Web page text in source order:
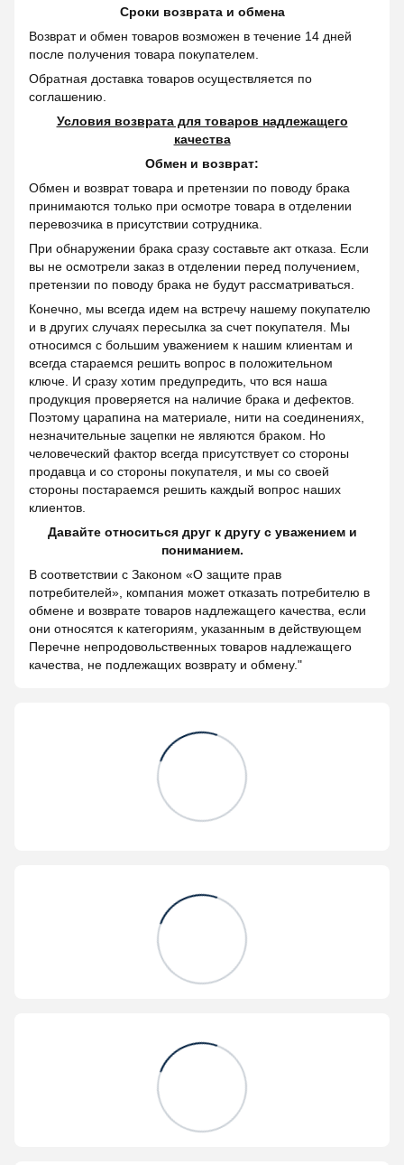
Сроки возврата и обмена
Возврат и обмен товаров возможен в течение 14 дней
после получения товара покупателем.
Обратная доставка товаров осуществляется по
соглашению.
Условия возврата для товаров надлежащего
качества
Обмен и возврат:
Обмен и возврат товара и претензии по поводу брака
принимаются только при осмотре товара в отделении
перевозчика в присутствии сотрудника.
При обнаружении брака сразу составьте акт отказа. Если
вы не осмотрели заказ в отделении перед получением,
претензии по поводу брака не будут рассматриваться.
Конечно, мы всегда идем на встречу нашему покупателю
и в других случаях пересылка за счет покупателя. Мы
относимся с большим уважением к нашим клиентам и
всегда стараемся решить вопрос в положительном
ключе. И сразу хотим предупредить, что вся наша
продукция проверяется на наличие брака и дефектов.
Поэтому царапина на материале, нити на соединениях,
незначительные зацепки не являются браком. Но
человеческий фактор всегда присутствует со стороны
продавца и со стороны покупателя, и мы со своей
стороны постараемся решить каждый вопрос наших
клиентов.
Давайте относиться друг к другу с уважением и
пониманием.
В соответствии с Законом «О защите прав
потребителей», компания может отказать потребителю в
обмене и возврате товаров надлежащего качества, если
они относятся к категориям, указанным в действующем
Перечне непродовольственных товаров надлежащего
качества, не подлежащих возврату и обмену."